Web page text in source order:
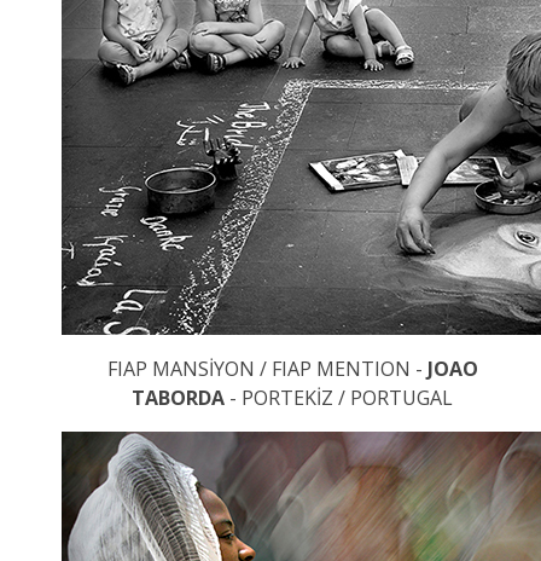
FIAP MANSİYON / FIAP MENTION - JOAO
TABORDA - PORTEKİZ / PORTUGAL